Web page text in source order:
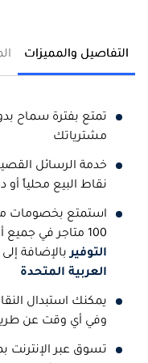
التفاصيل والمميزات
مشترياتك
خدمة الرسائل
نقاط البيع محلياً أو
استمتع بخصومات
100 متاجر في جميع أنحاء مصر المسجلين في
التوفيربالإضافة إلى
العربية المتحدة
يمكنك استبدال
وفي أي وقت عن
تسوق عبر الإنترنت